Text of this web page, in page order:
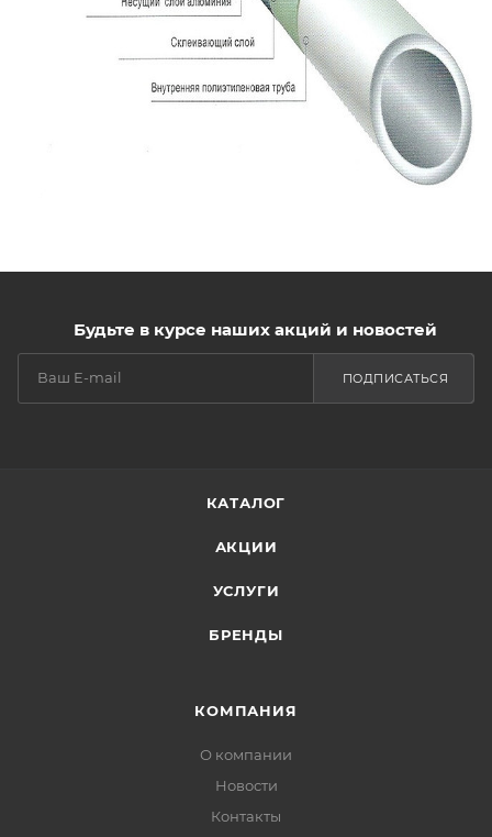
Будьте в курсе наших акций и новостей
ПОДПИСАТЬСЯ
КАТАЛОГ
АКЦИИ
УСЛУГИ
БРЕНДЫ
КОМПАНИЯ
О компании
Новости
Контакты